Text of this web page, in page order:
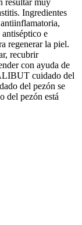
resultar muy
Ingredientes
e
regenerar la piel.
recubrir
con ayuda de
cuidado del
del pezón se
del pezón está